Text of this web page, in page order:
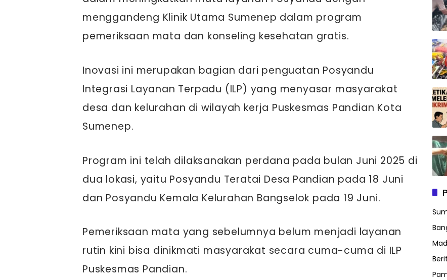
menggandeng Klinik Utama Sumenep dalam program
pemeriksaan mata dan konseling kesehatan gratis.
Inovasi ini merupakan bagian dari penguatan Posyandu
Integrasi Layanan Terpadu (ILP) yang menyasar masyarakat
desa dan kelurahan di wilayah kerja Puskesmas Pandian Kota
Sumenep.
Program ini telah dilaksanakan perdana pada bulan Juni 2025 di
dua lokasi, yaitu Posyandu Teratai Desa Pandian pada 18 Juni
dan Posyandu Kemala Kelurahan Bangselok pada 19 Juni.
Pemeriksaan mata yang sebelumnya belum menjadi layanan
rutin kini bisa dinikmati masyarakat secara cuma-cuma di ILP
Puskesmas Pandian.